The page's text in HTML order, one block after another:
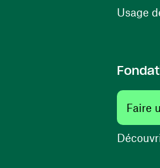
une nouvelle fenêtre)Usage
fenêtre)
fenêtre)
Faire